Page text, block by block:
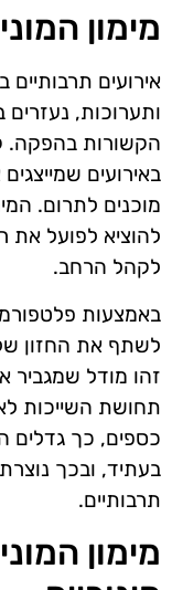
מימון
אירועים
ותערוכות, נעזרים
הקשורות בהפקה.
באירועים
מוכנים לתרום.
להוציא לפועל את
לקהל הרחב.
באמצעות
לשתף את החזון
זהו מודל
תחושת השייכות
כספים, כך גדלים
בעתיד, ובכך
תרבותיים.
מימון